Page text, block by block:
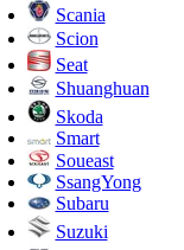
Scania
Scion
Seat
Shuanghuan
Skoda
Smart
Soueast
SsangYong
Subaru
Suzuki